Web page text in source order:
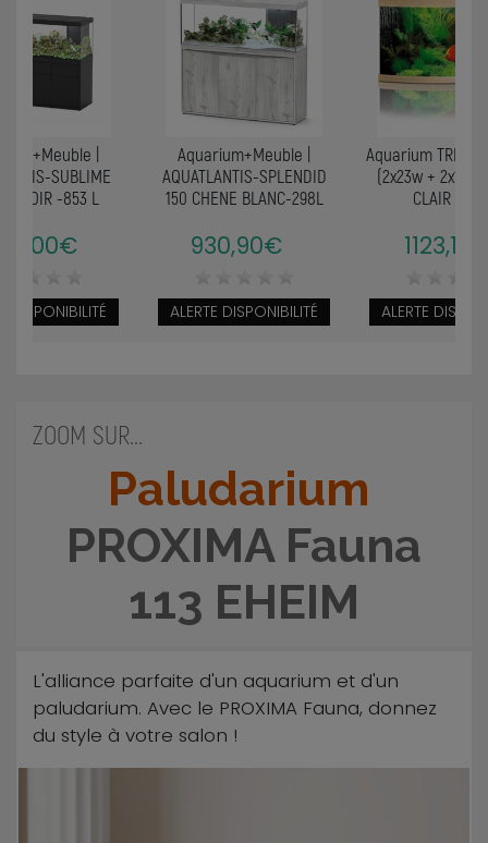
|
SUBLIME
NOIR -853 L
DISPONIBILITÉ
Aquarium+Meuble |
AQUATLANTIS-SPLENDID
150 CHENE BLANC-298L
930,90€
ALERTE DISPONIBILITÉ
Aquarium
(2x23w + 2x12w)
CLAIR
ALERTE
ZOOM SUR...
Paludarium
PROXIMA Fauna
113 EHEIM
L'alliance parfaite d'un aquarium et d'un
paludarium. Avec le PROXIMA Fauna, donnez
du style à votre salon !